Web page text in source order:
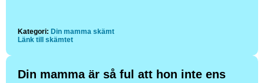
Kategori: Din mamma skämt
Länk till skämtet
Din mamma är så ful att hon inte ens